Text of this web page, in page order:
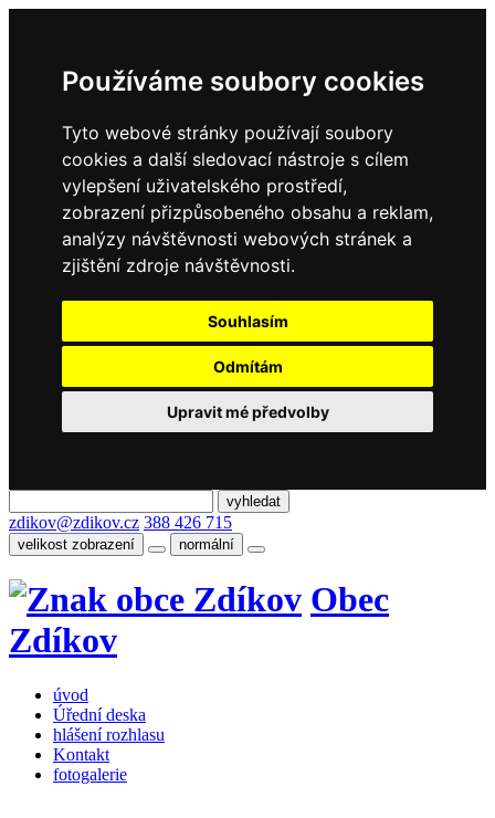
Používáme soubory cookies
Tyto webové stránky používají soubory
cookies a další sledovací nástroje s cílem
vylepšení uživatelského prostředí,
zobrazení přizpůsobeného obsahu a reklam,
analýzy návštěvnosti webových stránek a
zjištění zdroje návštěvnosti.
Souhlasím
Odmítám
Upravit mé předvolby
zdikov@zdikov.cz 388 426 715
velikost zobrazení normální
Obec
Zdíkov
úvod
Úřední deska
hlášení rozhlasu
Kontakt
fotogalerie